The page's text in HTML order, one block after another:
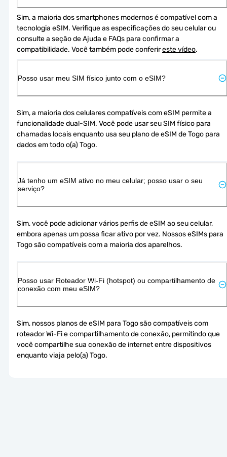
Sim, a maioria dos smartphones modernos é compatível com a
tecnologia eSIM. Verifique as especificações do seu celular ou
consulte a seção de Ajuda e FAQs para confirmar a
compatibilidade. Você também pode conferir este vídeo.
Posso usar meu SIM físico junto com o eSIM?
Sim, a maioria dos celulares compatíveis com eSIM permite a
funcionalidade dual-SIM. Você pode usar seu SIM físico para
chamadas locais enquanto usa seu plano de eSIM de Togo para
dados em todo o(a) Togo.
Já tenho um eSIM ativo no meu celular; posso usar o seu
serviço?
Sim, você pode adicionar vários perfis de eSIM ao seu celular,
embora apenas um possa ficar ativo por vez. Nossos eSIMs para
Togo são compatíveis com a maioria dos aparelhos.
Posso usar Roteador Wi-Fi (hotspot) ou compartilhamento de
conexão com meu eSIM?
Sim, nossos planos de eSIM para Togo são compatíveis com
roteador Wi-Fi e compartilhamento de conexão, permitindo que
você compartilhe sua conexão de internet entre dispositivos
enquanto viaja pelo(a) Togo.